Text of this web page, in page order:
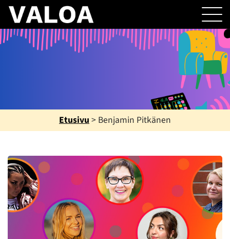
Etusivu > Benjamin Pitkänen